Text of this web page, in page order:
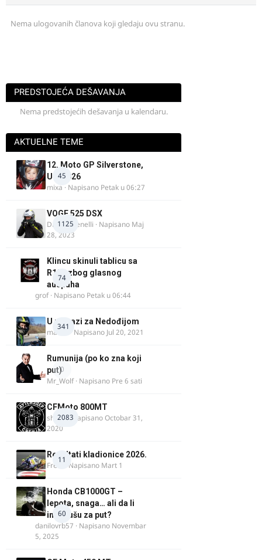
Nema ulogovanih članova koji gledaju ovu stranu.
PREDSTOJEĆA DEŠAVANJA
Nema predstojećih dešavanja u kalendaru.
AKTUELNE TEME
45
12. Moto GP Silverstone,
UK, 2026
mixa · Napisano Petak u 06:27
1125
VOGE 525 DSX
DraganBenelli · Napisano Maj
28, 2023
74
Klincu skinuli tablicu sa
R125 zbog glasnog
auspuha
grof· Napisano Petak u 06:44
341
U potrazi za Nedođijom
makikt · Napisano Jul 20, 2021
0
Rumunija (po ko zna koji
put)
Mr_Wolf· Napisano Pre 6 sati
2083
CFMoto 800MT
shlem· NapisanoOctobar 31,
2020
11
Rezultati kladionice 2026.
Fredi · Napisano Mart 1
60
Honda CB1000GT –
lepota, snaga… ali da li
ima dušu za put?
danilovrb57 · Napisano Novembar
5, 2025